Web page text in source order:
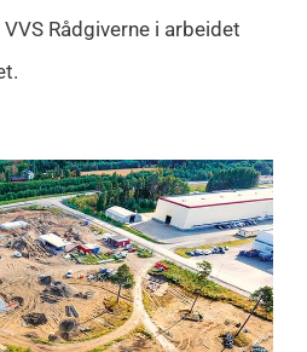
Rådgiverne i arbeidet